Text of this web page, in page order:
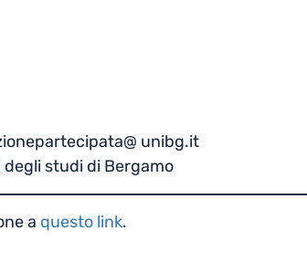
unibg.it
studi di Bergamo
a questo link.